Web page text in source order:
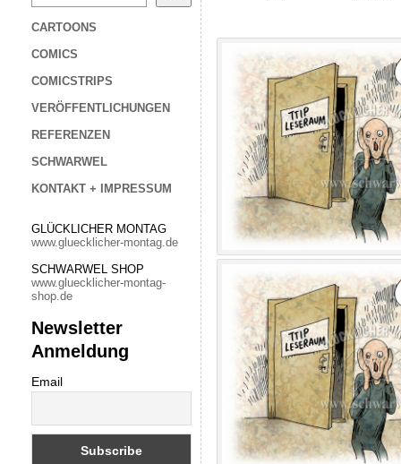
CARTOONS
COMICS
COMICSTRIPS
VERÖFFENTLICHUNGEN
REFERENZEN
SCHWARWEL
KONTAKT + IMPRESSUM
GLÜCKLICHER MONTAG
www.gluecklicher-montag.de
SCHWARWEL SHOP
www.gluecklicher-montag-
shop.de
Newsletter
Anmeldung
Email